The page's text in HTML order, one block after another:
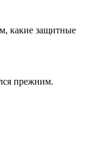
какие защитные
прежним.